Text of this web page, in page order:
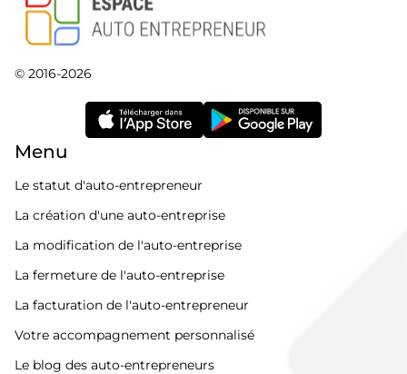
© 2016-2026
Menu
Le statut d'auto-entrepreneur
La création d'une auto-entreprise
La modification de l'auto-entreprise
La fermeture de l'auto-entreprise
La facturation de l'auto-entrepreneur
Votre accompagnement personnalisé
Le blog des auto-entrepreneurs